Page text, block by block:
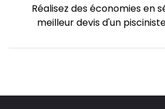
Réalisez des économies en
meilleur devis d'un